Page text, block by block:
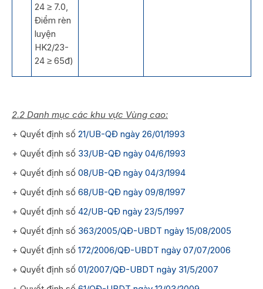
24 ≥ 7.0,
Điểm rèn
luyện
HK2/23-
24 ≥ 65đ)
2.2 Danh mục các khu vực Vùng cao:
+ Quyết định số 21/UB-QĐ ngày 26/01/1993
+ Quyết định số 33/UB-QĐ ngày 04/6/1993
+ Quyết định số 08/UB-QĐ ngày 04/3/1994
+ Quyết định số 68/UB-QĐ ngày 09/8/1997
+ Quyết định số 42/UB-QĐ ngày 23/5/1997
+ Quyết định số 363/2005/QĐ-UBDT ngày 15/08/2005
+ Quyết định số 172/2006/QĐ-UBDT ngày 07/07/2006
+ Quyết định số 01/2007/QĐ-UBDT ngày 31/5/2007